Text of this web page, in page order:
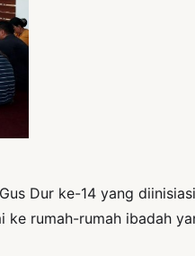
Dur ke-14 yang
rumah-rumah ibadah